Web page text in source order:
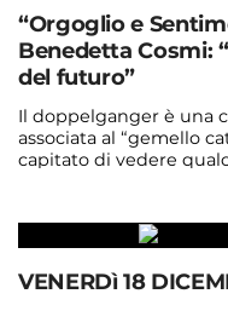
“Orgoglio e
Benedetta Cosmi:
del futuro”
Il doppelganger è una
associata al “gemello
capitato di vedere
admin@admin.com
VENERDì 18